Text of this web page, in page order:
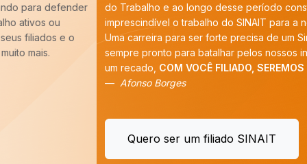
do Trabalho e ao longo desse período constatei que é
imprescindível o trabalho do SINAIT para a nossa categoria.
Uma carreira para ser forte precisa de um Sindicato forte,
sempre pronto para batalhar pelos nossos interesses. E tenho
COM VOCÊ FILIADO, SEREMOS MAIS!”
Quero ser um filiado SINAIT